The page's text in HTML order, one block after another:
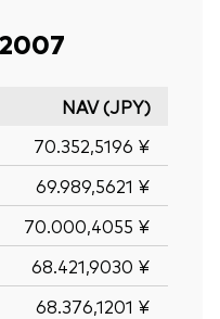
NAV (JPY)
70.352,5196 ¥
69.989,5621 ¥
70.000,4055 ¥
68.421,9030 ¥
68.376,1201 ¥